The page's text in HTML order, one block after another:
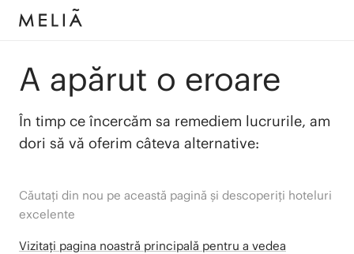
A apărut o eroare
În timp ce încercăm sa remediem lucrurile, am
dori să vă oferim câteva alternative:
Căutați din nou pe această pagină și descoperiți hoteluri
excelente
Vizitați pagina noastră principală pentru a vedea